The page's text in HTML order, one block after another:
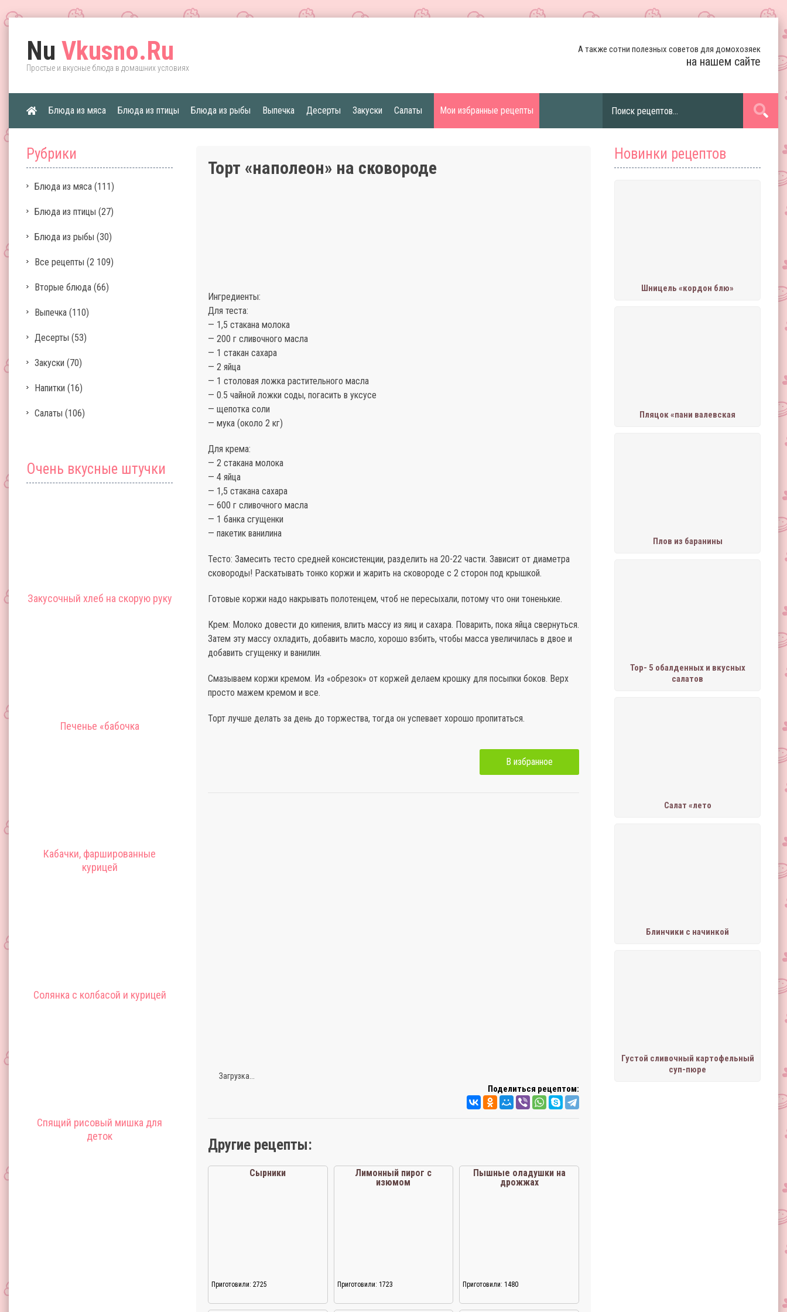
Nu Vkusno.Ru
Простые и вкусные блюда в домашних условиях
А также сотни полезных советов для домохозяек
на нашем сайте
Блюда из мяса Блюда из птицы Блюда из рыбы Выпечка Десерты Закуски Салаты Мои избранные рецепты
Рубрики
Блюда из мяса (111)
Блюда из птицы (27)
Блюда из рыбы (30)
Все рецепты (2 109)
Вторые блюда (66)
Выпечка (110)
Десерты (53)
Закуски (70)
Напитки (16)
Салаты (106)
Очень вкусные штучки
Закусочный хлеб на скорую руку
Печенье «бабочка
Кабачки, фаршированные
курицей
Солянка с колбасой и курицей
Спящий рисовый мишка для
деток
Новинки рецептов
Шницель «кордон блю»
Пляцок «пани валевская
Плов из баранины
Тор- 5 обалденных и вкусных
салатов
Салат «лето
Блинчики с начинкой
Густой сливочный картофельный
суп-пюре
Торт «наполеон» на сковороде
Ингредиенты:
Для теста:
— 1,5 стакана молока
— 200 г сливочного масла
— 1 стакан сахара
— 2 яйца
— 1 столовая ложка растительного масла
— 0.5 чайной ложки соды, погасить в уксусе
— щепотка соли
— мука (около 2 кг)
Для крема:
— 2 стакана молока
— 4 яйца
— 1,5 стакана сахара
— 600 г сливочного масла
— 1 банка сгущенки
— пакетик ванилина
Тесто: Замесить тесто средней консистенции, разделить на 20-22 части. Зависит от диаметра
сковороды! Раскатывать тонко коржи и жарить на сковороде с 2 сторон под крышкой.
Готовые коржи надо накрывать полотенцем, чтоб не пересыхали, потому что они тоненькие.
Крем: Молоко довести до кипения, влить массу из яиц и сахара. Поварить, пока яйца свернуться.
Затем эту массу охладить, добавить масло, хорошо взбить, чтобы масса увеличилась в двое и
добавить сгущенку и ванилин.
Смазываем коржи кремом. Из «обрезок» от коржей делаем крошку для посыпки боков. Верх
просто мажем кремом и все.
Торт лучше делать за день до торжества, тогда он успевает хорошо пропитаться.
В избранное
Загрузка...
Поделиться рецептом:
Другие рецепты:
Сырники
Приготовили: 2725
Лимонный пирог с
изюмом
Приготовили: 1723
Пышные оладушки на
дрожжах
Приготовили: 1480